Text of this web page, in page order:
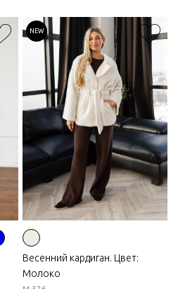
NEW
Весенний кардиган. Цвет:
Молоко